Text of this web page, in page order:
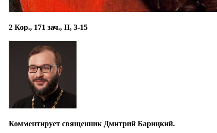
2 Кор., 171 зач., II, 3-15
Комментирует священник Дмитрий Барицкий.